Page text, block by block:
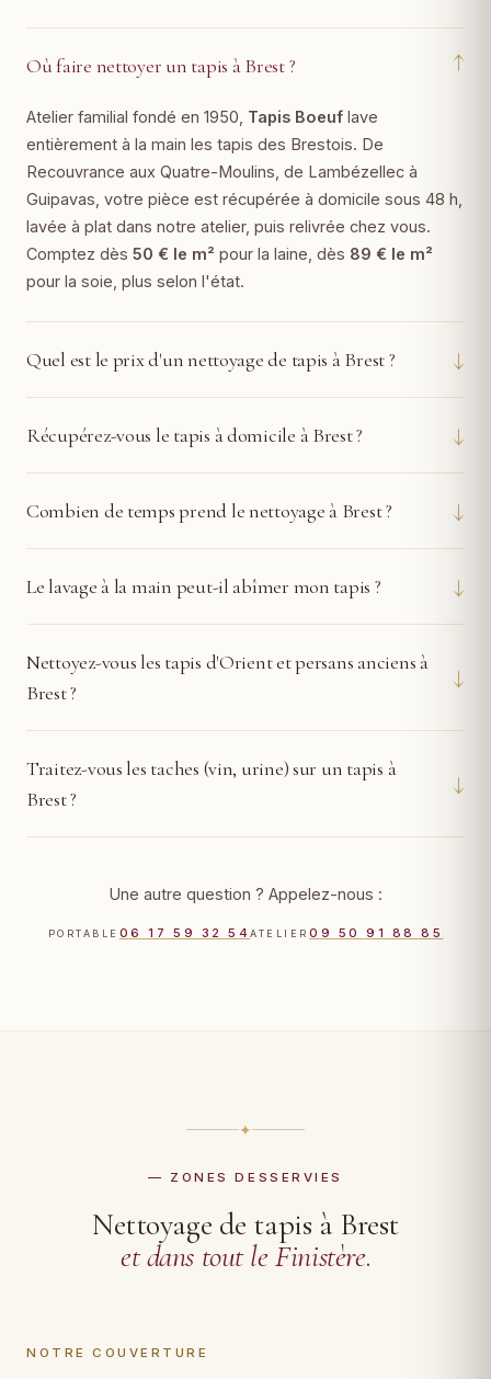
Où faire nettoyer un tapis à Brest ? ↓
Atelier familial fondé en 1950, Tapis Boeuf lave
entièrement à la main les tapis des Brestois. De
Recouvrance aux Quatre-Moulins, de Lambézellec à
Guipavas, votre pièce est récupérée à domicile sous 48 h,
lavée à plat dans notre atelier, puis relivrée chez vous.
Comptez dès 50 € le m² pour la laine, dès 89 € le m²
pour la soie, plus selon l'état.
Quel est le prix d'un nettoyage de tapis à Brest ? ↓
Récupérez-vous le tapis à domicile à Brest ? ↓
Combien de temps prend le nettoyage à Brest ? ↓
Le lavage à la main peut-il abîmer mon tapis ? ↓
Nettoyez-vous les tapis d'Orient et persans anciens à
Brest ?
↓
Traitez-vous les taches (vin, urine) sur un tapis à
Brest ?
↓
Une autre question ? Appelez-nous :
PORTABLE 06 17 59 32 54ATELIER09 50 91 88 85
✦
— ZONES DESSERVIES
Nettoyage de tapis à Brest
et dans tout le Finistère.
NOTRE COUVERTURE